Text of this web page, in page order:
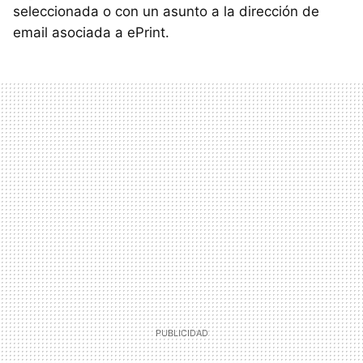
seleccionada o con un asunto a la dirección de
email asociada a ePrint.